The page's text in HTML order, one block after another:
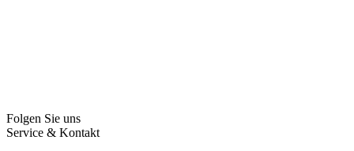
Folgen Sie uns
Service & Kontakt